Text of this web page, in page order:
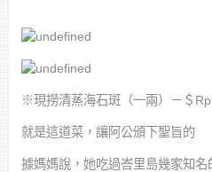
※現撈清蒸海石斑（一兩）－＄
就是這道菜，讓阿公頒下聖旨的
據媽媽說，她吃過峇里島幾家知